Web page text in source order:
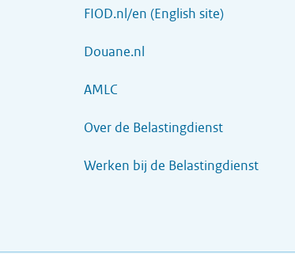
FIOD.nl/en (English site)
Douane.nl
AMLC
Over de Belastingdienst
Werken bij de Belastingdienst